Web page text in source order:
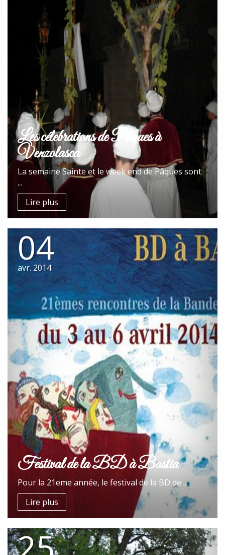
Les célebrations de Pâques à
Venzolasca
La semaine Sainte et le week end de Pâques sont
...
Lire plus
04
avr. 2014
Festival de la BD à Bastia
Pour la 21eme année, le festival de la BD de ...
Lire plus